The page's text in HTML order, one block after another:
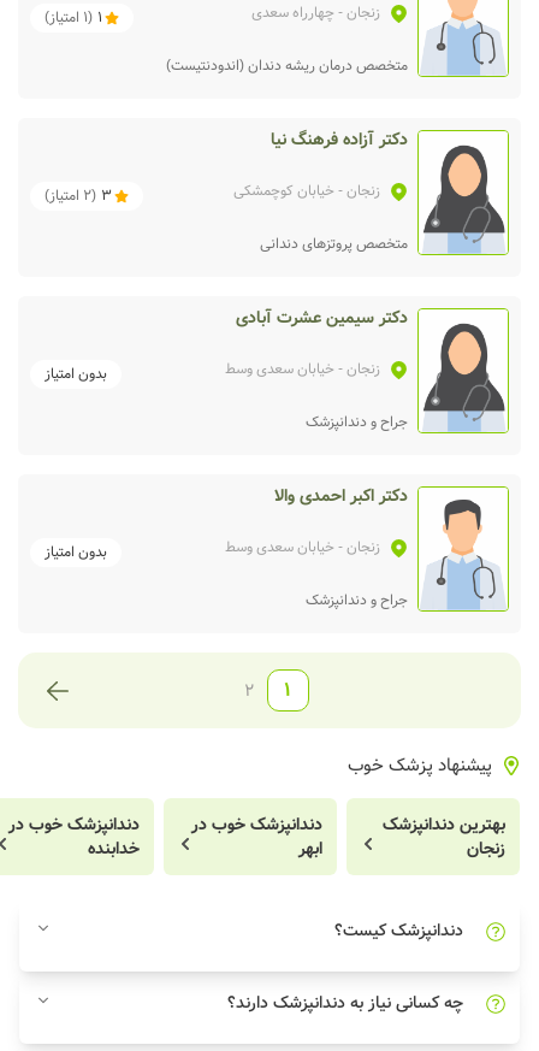
زنجان- چهارراه سعدی 1
(
1 امتیاز)
متخصص درمان ریشه دندان (اندودنتیست)
دکتر آزاده فرهنگ نیا
زنجان- خیابان کوچمشکی 3
(
2 امتیاز)
متخصص پروتزهای دندانی
دکتر سیمین عشرت آبادی
زنجان- خیابان سعدی وسط بدون امتیاز
جراح و دندانپزشک
دکتر اکبر احمدی والا
زنجان- خیابان سعدی وسط بدون امتیاز
جراح و دندانپزشک
1
2
پیشنهاد پزشک خوب
بهترین دندانپزشک
زنجان
دندانپزشک خوب در
ابهر
دندانپزشک خوب در
خدابنده
دندانپزشک کیست؟
چه کسانی نیاز به دندانپزشک دارند؟